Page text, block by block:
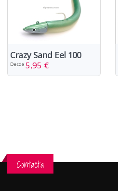
Crazy Sand Eel 100
Desde 5,95 €
Contacta